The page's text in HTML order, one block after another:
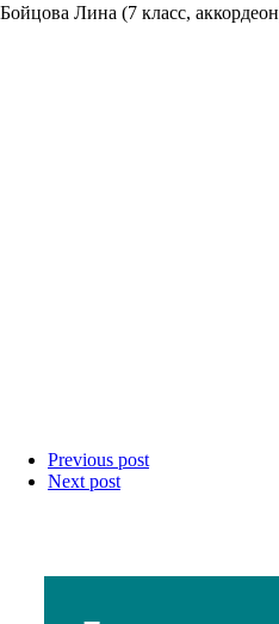
Бойцова Лина (7 класс,
Previous post
Next post